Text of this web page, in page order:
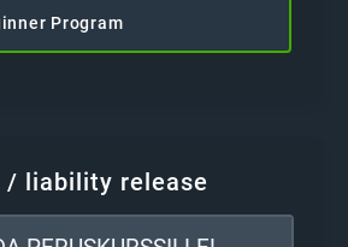
Program
/ liability release